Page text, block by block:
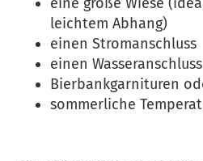
leichtem Abhang)
einen Stromanschluss
einen Wasseranschluss
Bierbankgarnituren
sommerliche